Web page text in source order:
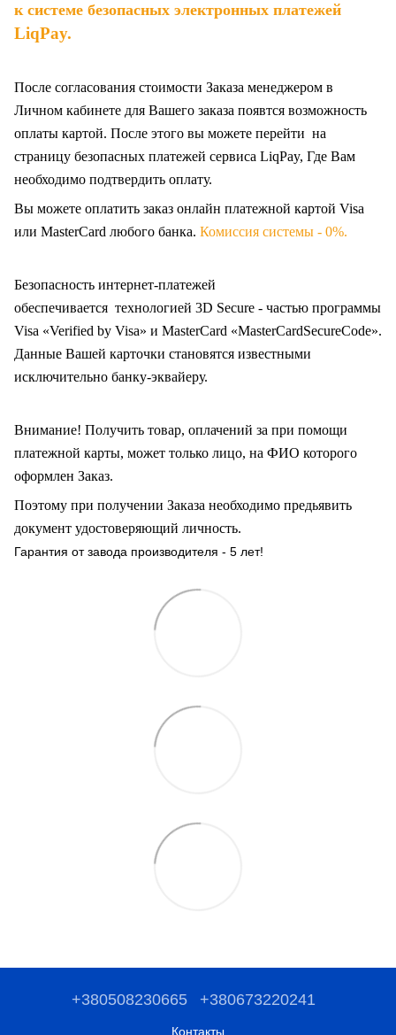
к системе безопасных электронных платежей
LiqPay.
После согласования стоимости Заказа менеджером в
Личном кабинете для Вашего заказа появтся возможность
оплаты картой. После этого вы можете перейти на
страницу безопасных платежей сервиса LiqPay, Где Вам
необходимо подтвердить оплату.
Вы можете оплатить заказ онлайн платежной картой Visa
или MasterCard любого банка. Комиссия системы - 0%.
Безопасность интернет-платежей
обеспечивается технологией 3D Secure - частью программы
Visa «Verified by Visa» и MasterCard «MasterCardSecureCode».
Данные Вашей карточки становятся известными
исключительно банку-эквайеру.
Внимание! Получить товар, оплачений за при помощи
платежной карты, может только лицо, на ФИО которого
оформлен Заказ.
Поэтому при получении Заказа необходимо предьявить
документ удостоверяющий личность.
Гарантия от завода производителя - 5 лет!
+380508230665 +380673220241
Контакты